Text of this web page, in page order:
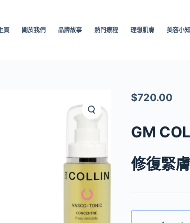
頁 關於我們 品牌故事 熱門療程 理想肌膚 美容小
$720.00
GM
修復緊